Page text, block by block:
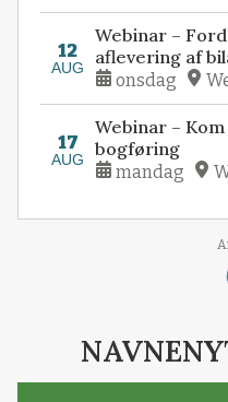
12
AUG
Webinar –
aflevering af
onsdag
17
AUG
Webinar –
bogføring
mandag